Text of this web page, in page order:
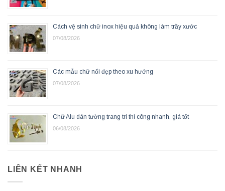
Cách vệ sinh chữ inox hiệu quả không làm trầy xước
07/08/2026
Các mẫu chữ nổi đẹp theo xu hướng
07/08/2026
Chữ Alu dán tường trang trí thi công nhanh, giá tốt
06/08/2026
LIÊN KẾT NHANH